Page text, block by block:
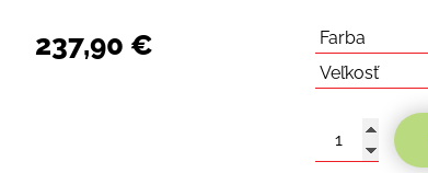
237,90 €
množstvo